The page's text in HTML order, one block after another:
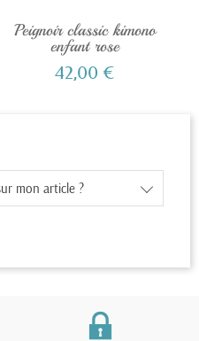
Peignoir classic kimono
enfant rose
42,00 €
mon article ?